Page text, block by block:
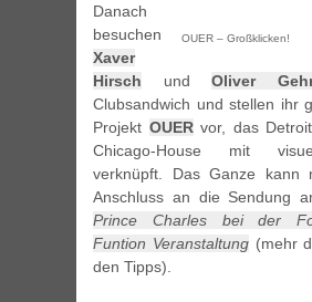
OUER – Großklicken!
Danach
besuchen
Xaver
Hirsch und Oliver
Clubsandwich und stellen ihr
Projekt OUERvor, das
Chicago-House mit
verknüpft. Das Ganze kann
Anschluss an die Sendung
Prince Charles bei der
Funtion Veranstaltung(mehr
den Tipps).